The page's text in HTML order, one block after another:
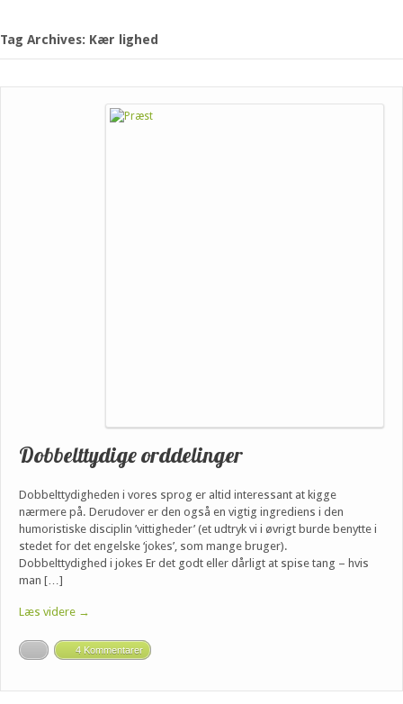
Tag Archives: Kær lighed
Dobbelttydige orddelinger
Dobbelttydigheden i vores sprog er altid interessant at kigge
nærmere på. Derudover er den også en vigtig ingrediens i den
humoristiske disciplin ’vittigheder’ (et udtryk vi i øvrigt burde benytte i
stedet for det engelske ‘jokes’, som mange bruger).
Dobbelttydighed i jokes Er det godt eller dårligt at spise tang – hvis
man […]
Læs videre →
4 Kommentarer